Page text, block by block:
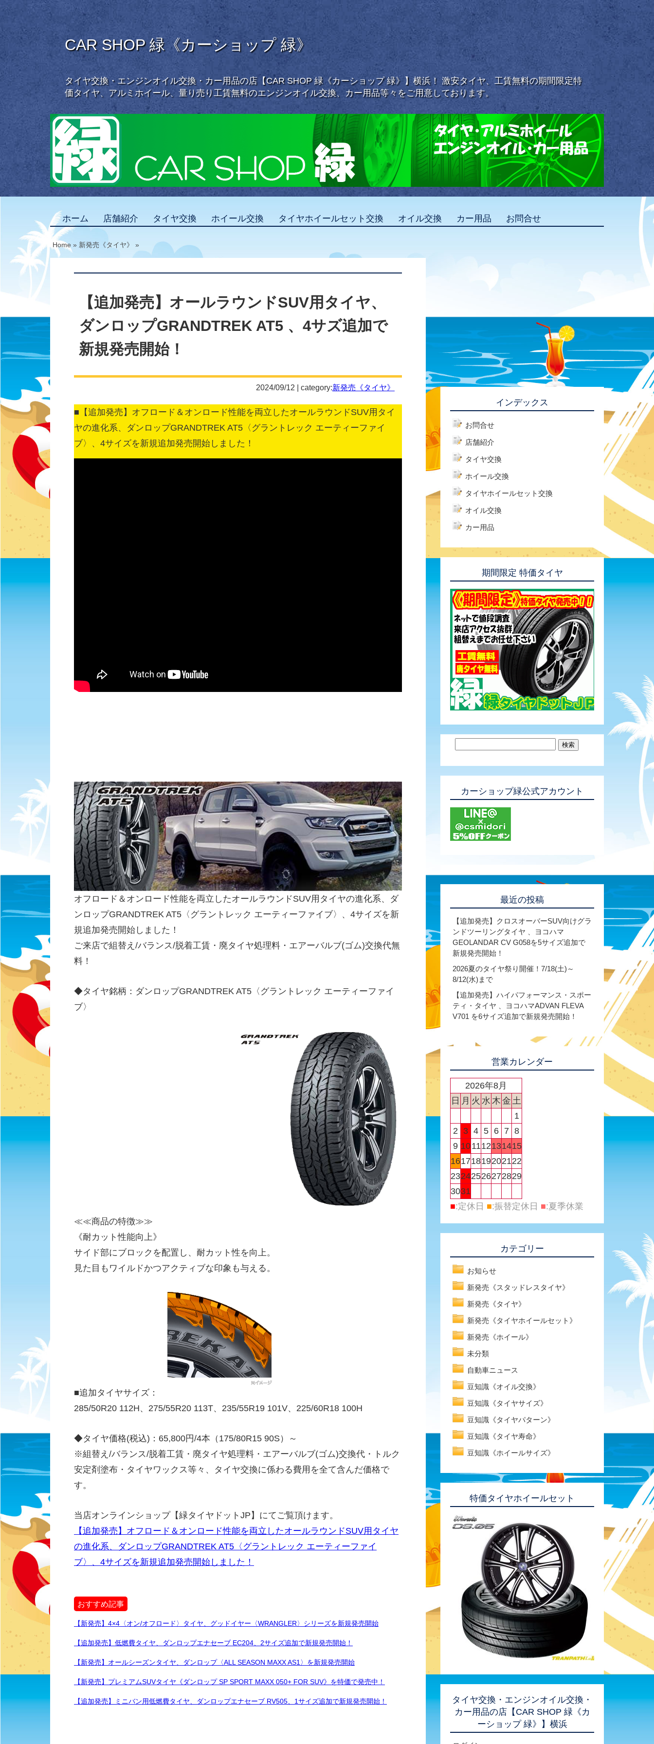
CAR SHOP 緑《カーショップ 緑》
タイヤ交換・エンジンオイル交換・カー用品の店【CAR SHOP 緑《カーショップ 緑》】横浜！ 激安タイヤ、工賃無料の期間限定特
価タイヤ、アルミホイール、量り売り工賃無料のエンジンオイル交換、カー用品等々をご用意しております。
ホーム 店舗紹介 タイヤ交換 ホイール交換 タイヤホイールセット交換 オイル交換 カー用品 お問合せ
Home » 新発売《タイヤ》 »
【追加発売】オールラウンドSUV用タイヤ、
ダンロップGRANDTREK AT5 、4サズ追加で
新規発売開始！
2024/09/12 | category:新発売《タイヤ》
■【追加発売】オフロード＆オンロード性能を両立したオールラウンドSUV用タイ
ヤの進化系、ダンロップGRANDTREK AT5〈グラントレック エーティーファイ
ブ〉、4サイズを新規追加発売開始しました！
オフロード＆オンロード性能を両立したオールラウンドSUV用タイヤの進化系、ダ
ンロップGRANDTREK AT5〈グラントレック エーティーファイブ〉、4サイズを新
規追加発売開始しました！
ご来店で組替え/バランス/脱着工賃・廃タイヤ処理料・エアーバルブ(ゴム)交換代無
料！
◆タイヤ銘柄：ダンロップGRANDTREK AT5〈グラントレック エーティーファイ
ブ〉
≪≪商品の特徴≫≫
《耐カット性能向上》
サイド部にブロックを配置し、耐カット性を向上。
見た目もワイルドかつアクティブな印象も与える。
■追加タイヤサイズ：
285/50R20 112H、275/55R20 113T、235/55R19 101V、225/60R18 100H
◆タイヤ価格(税込)：65,800円/4本（175/80R15 90S）～
※組替え/バランス/脱着工賃・廃タイヤ処理料・エアーバルブ(ゴム)交換代・トルク
安定剤塗布・タイヤワックス等々、タイヤ交換に係わる費用を全て含んだ価格で
す。
当店オンラインショップ【緑タイヤドットJP】にてご覧頂けます。
【追加発売】オフロード＆オンロード性能を両立したオールラウンドSUV用タイヤ
の進化系、ダンロップGRANDTREK AT5〈グラントレック エーティーファイ
ブ〉、4サイズを新規追加発売開始しました！
おすすめ記事
【新発売】4×4〈オン/オフロード〉タイヤ、グッドイヤー〈WRANGLER〉シリーズを新規発売開始
【追加発売】低燃費タイヤ、ダンロップエナセーブ EC204、2サイズ追加で新規発売開始！
【新発売】オールシーズンタイヤ、ダンロップ〈ALL SEASON MAXX AS1〉を新規発売開始
【新発売】プレミアムSUVタイヤ《ダンロップ SP SPORT MAXX 050+ FOR SUV》を特価で発売中！
【追加発売】ミニバン用低燃費タイヤ、ダンロップエナセーブ RV505、1サイズ追加で新規発売開始！
インデックス
お問合せ
店舗紹介
タイヤ交換
ホイール交換
タイヤホイールセット交換
オイル交換
カー用品
期間限定 特価タイヤ
カーショップ緑公式アカウント
最近の投稿
【追加発売】クロスオーバーSUV向けグラ
ンドツーリングタイヤ 、ヨコハマ
GEOLANDAR CV G058を5サイズ追加で
新規発売開始！
2026夏のタイヤ祭り開催！7/18(土)～
8/12(水)まで
【追加発売】ハイパフォーマンス・スポー
ティ・タイヤ 、ヨコハマADVAN FLEVA
V701 を6サイズ追加で新規発売開始！
営業カレンダー
2026年8月
日 月 火 水 木 金 土
1
2
3 4 5 6 7 8
9 101112131415
16171819202122
23242526272829
3031
■:定休日 ■:振替定休日 ■:夏季休業
カテゴリー
お知らせ
新発売《スタッドレスタイヤ》
新発売《タイヤ》
新発売《タイヤホイールセット》
新発売《ホイール》
未分類
自動車ニュース
豆知識《オイル交換》
豆知識《タイヤサイズ》
豆知識《タイヤパターン》
豆知識《タイヤ寿命》
豆知識《ホイールサイズ》
特価タイヤホイールセット
タイヤ交換・エンジンオイル交換・
カー用品の店【CAR SHOP 緑《カ
ーショップ 緑》】横浜